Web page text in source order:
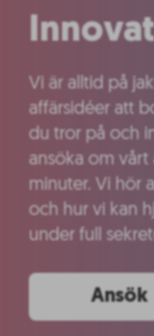
Vi är alltid på
affärsidéer att
du tror på och
ansöka om vårt
minuter. Vi hör
och hur vi kan
under full
Ansök